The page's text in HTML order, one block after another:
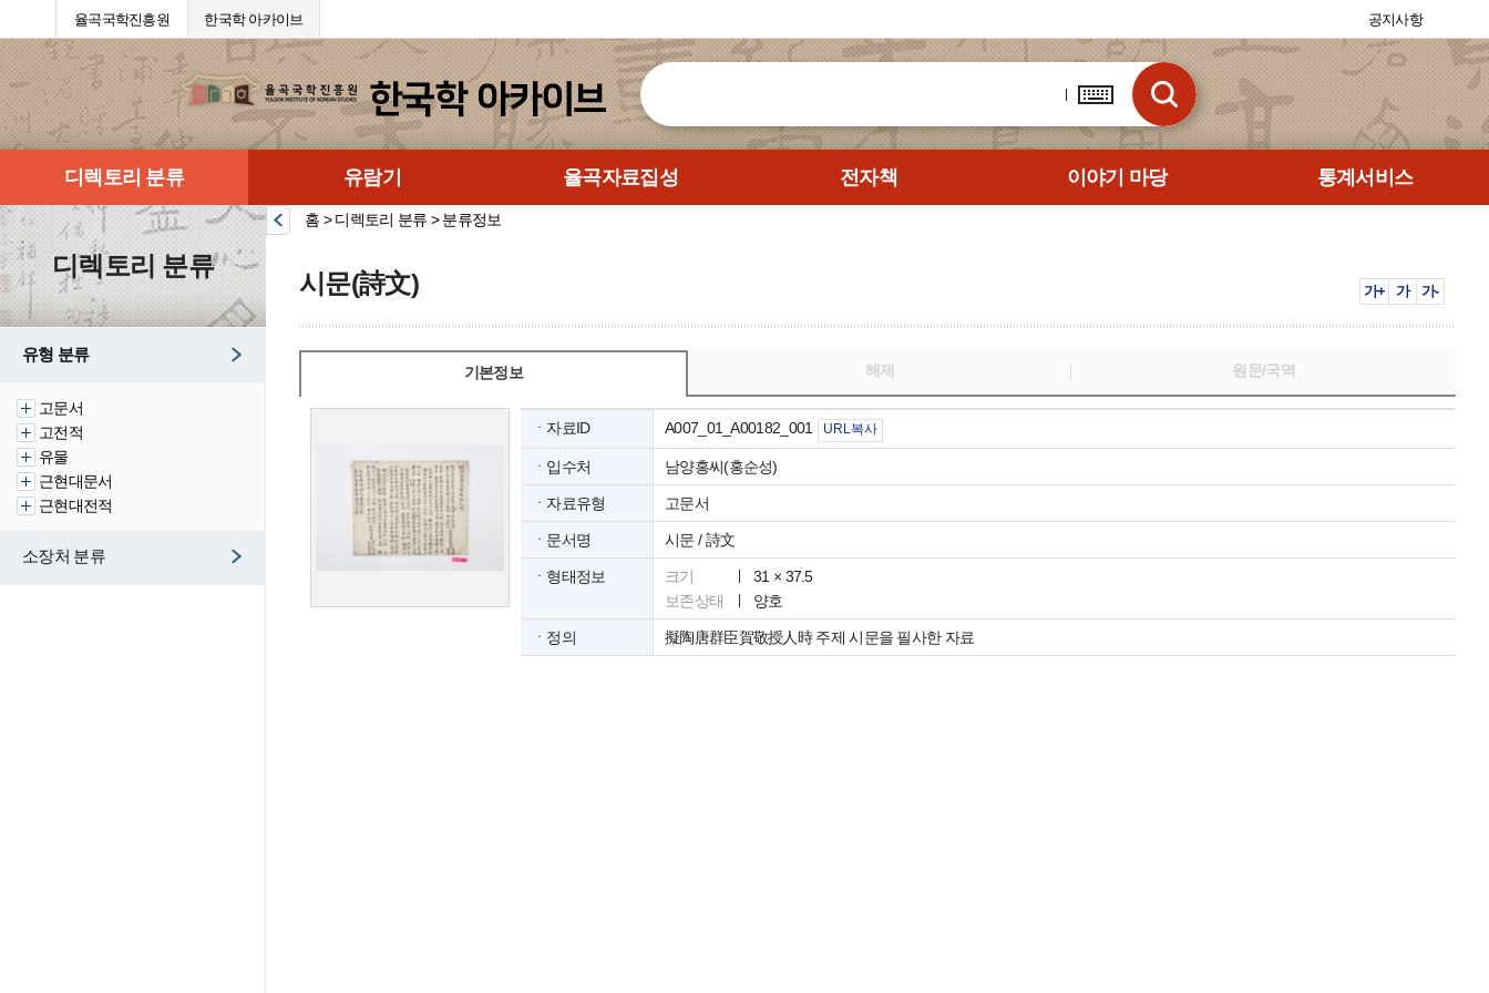
율곡국학진흥원 한국학 아카이브 공지사항
디렉토리 분류 유람기 율곡자료집성 전자책 이야기 마당 통계서비스
디렉토리 분류
유형 분류
고문서
고전적
유물
근현대문서
근현대전적
소장처 분류
홈 > 디렉토리 분류 > 분류정보
시문(詩文) 가+ 가 가-
기본정보 해제 원문/국역
ㆍ자료ID A007_01_A00182_001 URL복사
ㆍ입수처 남양홍씨(홍순성)
ㆍ자료유형 고문서
ㆍ문서명 시문 / 詩文
ㆍ형태정보 크기
31 × 37.5
보존상태
양호
ㆍ정의 擬陶唐群臣賀敬授人時 주제 시문을 필사한 자료